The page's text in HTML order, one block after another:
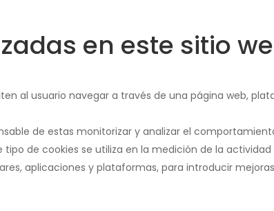
en este sitio
al usuario navegar a través de una página web,
de estas monitorizar y analizar el
de cookies se utiliza en la medición de la
aplicaciones y plataformas, para introducir